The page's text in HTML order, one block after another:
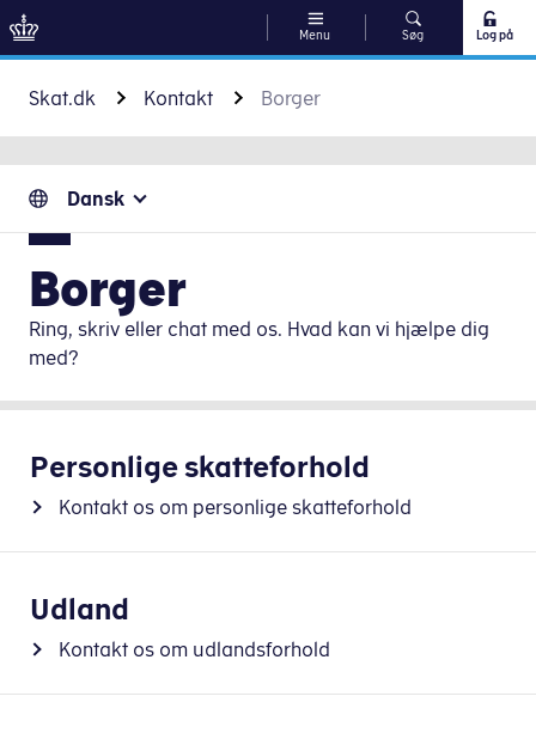
Gå til indhold
Menu Søg Log på
Skat.dk Kontakt Borger
Dansk
Borger
Ring, skriv eller chat med os. Hvad kan vi hjælpe dig
med?
Personlige skatteforhold
Kontakt os om personlige skatteforhold
Udland
Kontakt os om udlandsforhold